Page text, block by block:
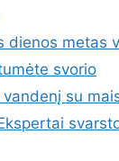
dienos metas
svorio
su